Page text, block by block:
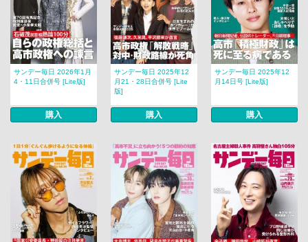
サンデー毎日 2026年1月
4・11日合併号 [Lite版]
購入
サンデー毎日 2025年12
月21・28日合併号 [Lite
版]
購入
サンデー毎日 2025年12
月14日号 [Lite版]
購入